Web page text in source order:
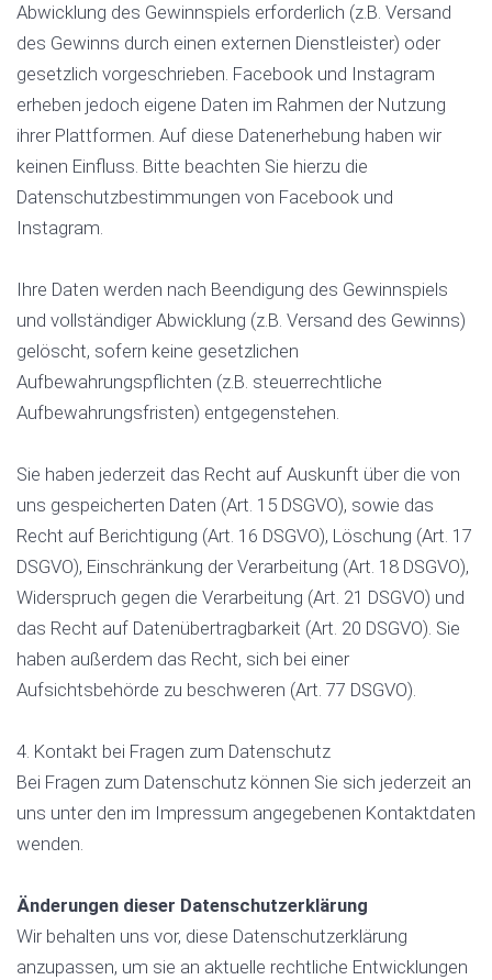
Abwicklung des Gewinnspiels erforderlich (z.B. Versand
des Gewinns durch einen externen Dienstleister) oder
gesetzlich vorgeschrieben. Facebook und Instagram
erheben jedoch eigene Daten im Rahmen der Nutzung
ihrer Plattformen. Auf diese Datenerhebung haben wir
keinen Einfluss. Bitte beachten Sie hierzu die
Datenschutzbestimmungen von Facebook und
Instagram.
Ihre Daten werden nach Beendigung des Gewinnspiels
und vollständiger Abwicklung (z.B. Versand des Gewinns)
gelöscht, sofern keine gesetzlichen
Aufbewahrungspflichten (z.B. steuerrechtliche
Aufbewahrungsfristen) entgegenstehen.
Sie haben jederzeit das Recht auf Auskunft über die von
uns gespeicherten Daten (Art. 15 DSGVO), sowie das
Recht auf Berichtigung (Art. 16 DSGVO), Löschung (Art. 17
DSGVO), Einschränkung der Verarbeitung (Art. 18 DSGVO),
Widerspruch gegen die Verarbeitung (Art. 21 DSGVO) und
das Recht auf Datenübertragbarkeit (Art. 20 DSGVO). Sie
haben außerdem das Recht, sich bei einer
Aufsichtsbehörde zu beschweren (Art. 77 DSGVO).
4. Kontakt bei Fragen zum Datenschutz
Bei Fragen zum Datenschutz können Sie sich jederzeit an
uns unter den im Impressum angegebenen Kontaktdaten
wenden.
Änderungen dieser Datenschutzerklärung
Wir behalten uns vor, diese Datenschutzerklärung
anzupassen, um sie an aktuelle rechtliche Entwicklungen